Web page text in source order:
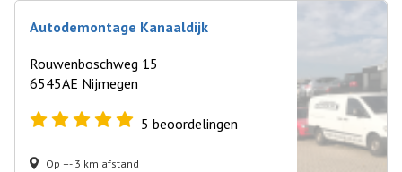
Autodemontage Kanaaldijk
Rouwenboschweg 15
6545AE Nijmegen
5 beoordelingen
Op +- 3 km afstand